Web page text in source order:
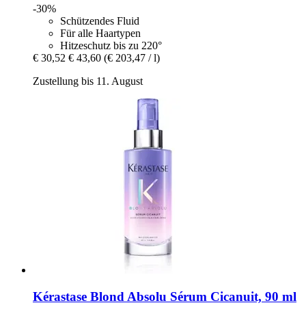
-30%
Schützendes Fluid
Für alle Haartypen
Hitzeschutz bis zu 220°
€ 30,52 € 43,60 (€ 203,47 / l)
Zustellung bis 11. August
Kérastase Blond Absolu Sérum Cicanuit, 90 ml